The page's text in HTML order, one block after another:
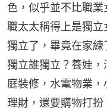
色，似乎並不比職
職太太稱得上是獨
獨立了，畢竟在家
獨立誰獨立？養娃
庭裝修，水電物業
理財，還要購物打